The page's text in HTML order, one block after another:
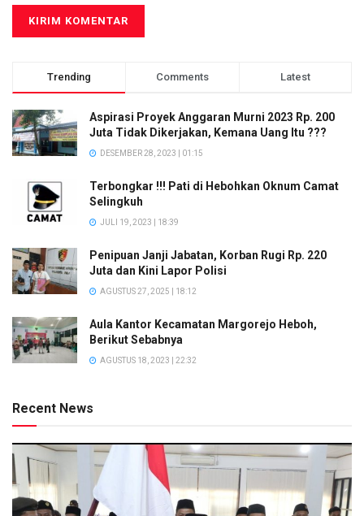
Trending Comments Latest
Aspirasi Proyek Anggaran Murni 2023 Rp. 200
Juta Tidak Dikerjakan, Kemana Uang Itu ???
DESEMBER 28, 2023 | 01:15
Terbongkar !!! Pati di Hebohkan Oknum Camat
Selingkuh
JULI 19, 2023 | 18:39
Penipuan Janji Jabatan, Korban Rugi Rp. 220
Juta dan Kini Lapor Polisi
AGUSTUS 27, 2025 | 18:12
Aula Kantor Kecamatan Margorejo Heboh,
Berikut Sebabnya
AGUSTUS 18, 2023 | 22:32
Recent News